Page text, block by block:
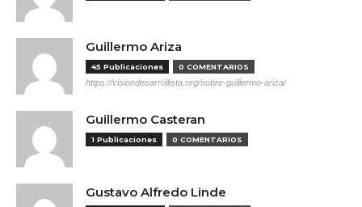
Guillermo Ariza
45 Publicaciones 0 COMENTARIOS
https://visiondesarrollista.org/sobre-guillermo-ariza/
Guillermo Casteran
1 Publicaciones 0 COMENTARIOS
Gustavo Alfredo Linde